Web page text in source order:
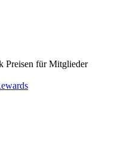
Preisen für Mitglieder